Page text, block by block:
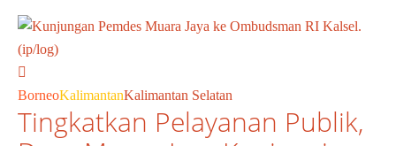
BorneoKalimantanKalimantan Selatan
Tingkatkan Pelayanan Publik,